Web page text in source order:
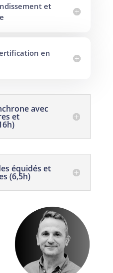
et
en
avec
et
équidés et
(6,5h)